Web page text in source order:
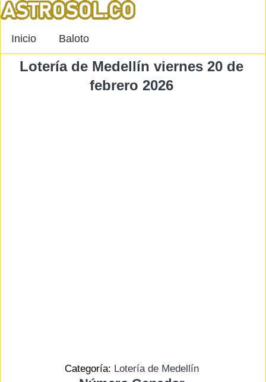
Inicio Baloto
Lotería de Medellín viernes 20 de
febrero 2026
Categoría: Lotería de Medellín